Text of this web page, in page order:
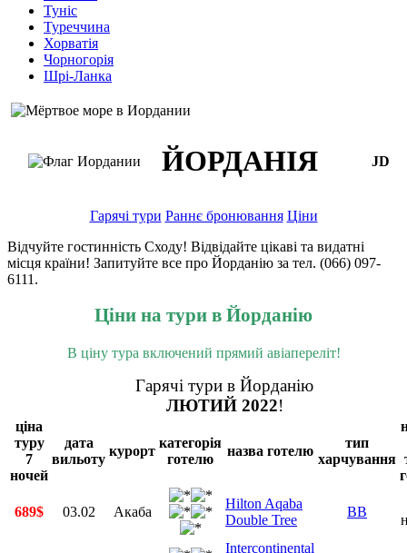
Туніс
Туреччина
Хорватія
Чорногорія
Шрі-Ланка
ЙОРДАНІЯ JD
Гарячі тури Раннє бронювання Ціни
Відчуйте гостинність Сходу! Відвідайте цікаві та видатні
місця країни! Запитуйте все про Йорданію за тел. (066) 097-
6111.
Ціни на тури в Йорданію
В ціну тура включений прямий авіапереліт!
Гарячі тури в Йорданію
ЛЮТИЙ 2022!
ціна
туру
7
ночей
дата
вильоту
курорт
категорія
готелю
назва готелю
тип
харчування
689$ 03.02 Акаба
Hilton Aqaba
Double Tree
BB
Intercontinental